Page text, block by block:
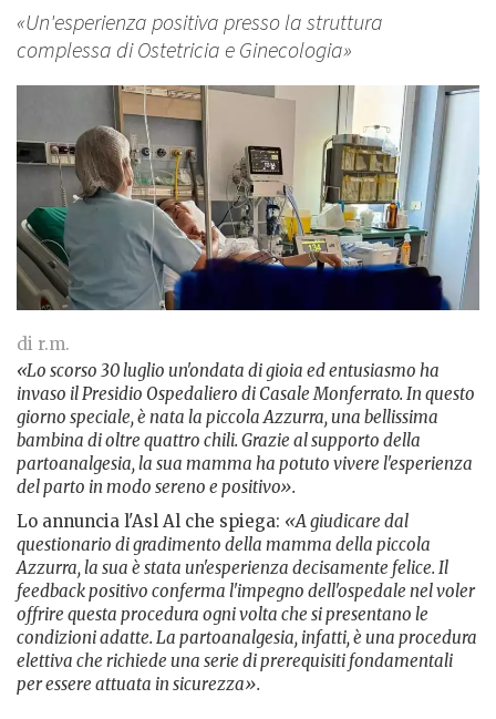
«Un'esperienza positiva presso la struttura
complessa di Ostetricia e Ginecologia»
di r.m.
«Lo scorso 30 luglio un'ondata di gioia ed entusiasmo ha
invaso il Presidio Ospedaliero di Casale Monferrato. In questo
giorno speciale, è nata la piccola Azzurra, una bellissima
bambina di oltre quattro chili. Grazie al supporto della
partoanalgesia, la sua mamma ha potuto vivere l'esperienza
del parto in modo sereno e positivo».
Lo annuncia l'Asl Al che spiega: «A giudicare dal
questionario di gradimento della mamma della piccola
Azzurra, la sua è stata un'esperienza decisamente felice. Il
feedback positivo conferma l'impegno dell'ospedale nel voler
offrire questa procedura ogni volta che si presentano le
condizioni adatte. La partoanalgesia, infatti, è una procedura
elettiva che richiede una serie di prerequisiti fondamentali
per essere attuata in sicurezza».